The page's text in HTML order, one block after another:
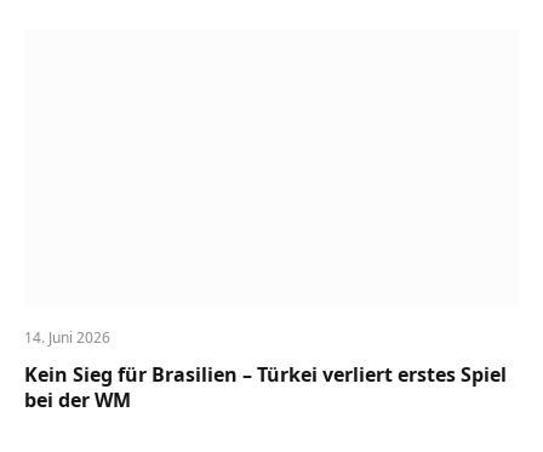
14. Juni 2026
Kein Sieg für Brasilien – Türkei verliert erstes Spiel
bei der WM